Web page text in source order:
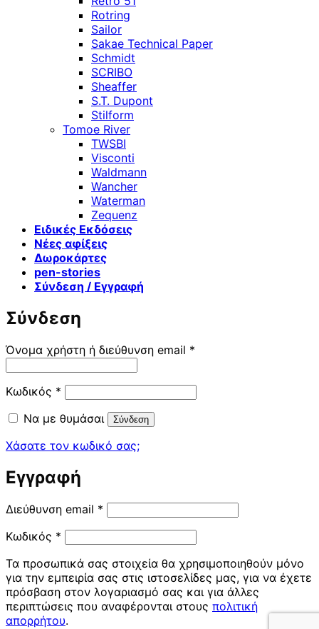
Rotring
Sailor
Sakae Technical Paper
Schmidt
SCRIBO
Sheaffer
S.T. Dupont
Stilform
Tomoe River
TWSBI
Visconti
Waldmann
Wancher
Waterman
Zequenz
Ειδικές Εκδόσεις
Νέες αφίξεις
Δωροκάρτες
pen-stories
Σύνδεση / Εγγραφή
Σύνδεση
Όνομα χρήστη ή διεύθυνση email *
Κωδικός * Απαιτείται
Να με θυμάσαι
Σύνδεση
Χάσατε τον κωδικό σας;
Εγγραφή
Διεύθυνση email * Απαιτείται
Κωδικός * Απαιτείται
Τα προσωπικά σας στοιχεία θα χρησιμοποιηθούν μόνο
για την εμπειρία σας στις ιστοσελίδες μας, για να έχετε
πρόσβαση στον λογαριασμό σας και για άλλες
περιπτώσεις που αναφέρονται στους πολιτική
απορρήτου.